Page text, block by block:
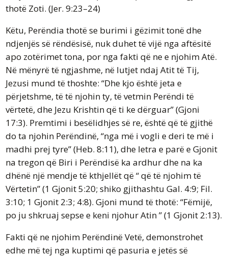
thotë Zoti. (Jer. 9:23–24)
Këtu, Perëndia thotë se burimi i gëzimit tonë dhe
ndjenjës së rëndësisë, nuk duhet të vijë nga aftësitë
apo zotërimet tona, por nga fakti që ne e njohim Atë.
Në mënyrë të ngjashme, në lutjet ndaj Atit të Tij,
Jezusi mund të thoshte: “Dhe kjo është jeta e
përjetshme, të të njohin ty, të vetmin Perëndi të
vërtetë, dhe Jezu Krishtin që ti ke dërguar” (Gjoni
17:3). Premtimi i besëlidhjes së re, është që të gjithë
do ta njohin Perëndinë, “nga më i vogli e deri te më i
madhi prej tyre” (Heb. 8:11), dhe letra e parë e Gjonit
na tregon që Biri i Perëndisë ka ardhur dhe na ka
dhënë një mendje të kthjellët që “ që të njohim të
Vërtetin” (1 Gjonit 5:20; shiko gjithashtu Gal. 4:9; Fil.
3:10; 1 Gjonit 2:3; 4:8). Gjoni mund të thotë: “Fëmijë,
po ju shkruaj sepse e keni njohur Atin ” (1 Gjonit 2:13).
Fakti që ne njohim Perëndinë Vetë, demonstrohet
edhe më tej nga kuptimi që pasuria e jetës së